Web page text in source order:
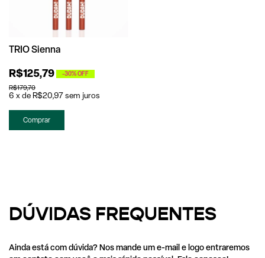
TRIO Sienna
R$125,79 -30%OFF
R$179,70
6 xde R$20,97sem juros
Comprar
DÚVIDAS FREQUENTES
Ainda está com dúvida? Nos mande um e-mail e logo entraremos